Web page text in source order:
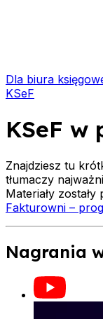
Dla biura
KSeF
KSeF w
Znajdziesz tu
tłumaczy
Materiały
Fakturowni –
Nagrania